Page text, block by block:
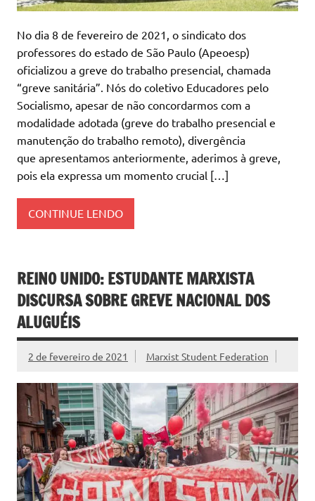
No dia 8 de fevereiro de 2021, o sindicato dos
professores do estado de São Paulo (Apeoesp)
oficializou a greve do trabalho presencial, chamada
“greve sanitária”. Nós do coletivo Educadores pelo
Socialismo, apesar de não concordarmos com a
modalidade adotada (greve do trabalho presencial e
manutenção do trabalho remoto), divergência
que apresentamos anteriormente, aderimos à greve,
pois ela expressa um momento crucial […]
CONTINUE LENDO
REINO UNIDO: ESTUDANTE MARXISTA
DISCURSA SOBRE GREVE NACIONAL DOS
ALUGUÉIS
2 de fevereiro de 2021 Marxist Student Federation